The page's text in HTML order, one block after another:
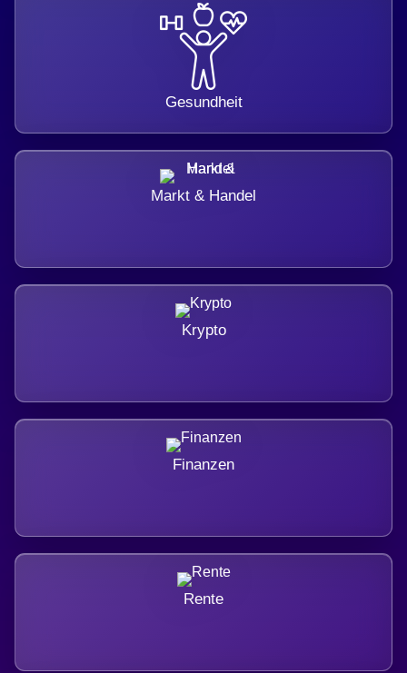
Gesundheit
Markt & Handel
Krypto
Finanzen
Rente